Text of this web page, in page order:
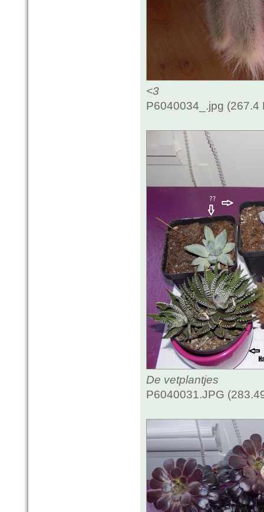
<3
P6040034_.jpg
De vetplantjes
P6040031.JPG